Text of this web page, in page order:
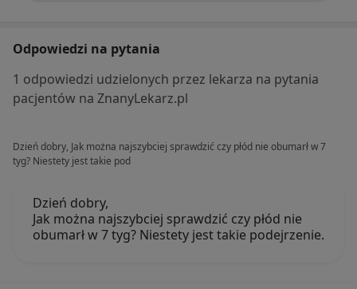
Odpowiedzi na pytania
1 odpowiedzi udzielonych przez lekarza na pytania
pacjentów na ZnanyLekarz.pl
Dzień dobry, Jak można najszybciej sprawdzić czy płód nie obumarł w 7
tyg? Niestety jest takie pod
Dzień dobry,
Jak można najszybciej sprawdzić czy płód nie
obumarł w 7 tyg? Niestety jest takie podejrzenie.